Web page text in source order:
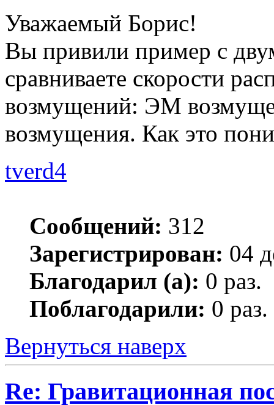
Уважаемый Борис!
Вы привили пример с
сравниваете скорости
возмущений: ЭМ
возмущения. Как это
tverd4
Сообщений: 312
Зарегистрирован: 04
Благодарил (а): 0 раз.
Поблагодарили: 0 раз.
Вернуться наверх
Re: Гравитационная